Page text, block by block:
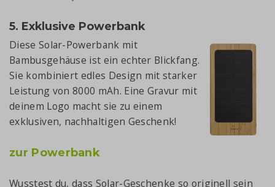
5. Exklusive Powerbank
Diese Solar-Powerbank mit
Bambusgehäuse ist ein echter Blickfang.
Sie kombiniert edles Design mit starker
Leistung von 8000 mAh. Eine Gravur mit
deinem Logo macht sie zu einem
exklusiven, nachhaltigen Geschenk!
zur Powerbank
Wusstest du, dass Solar-Geschenke so originell sein